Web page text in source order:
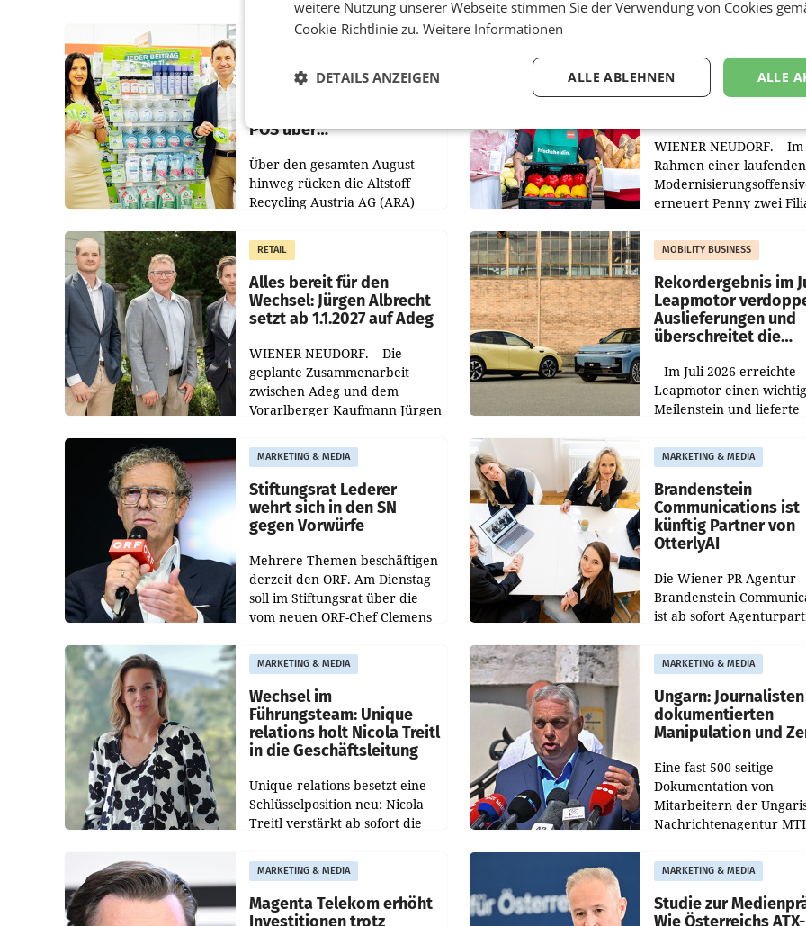
Eine Bühne für
POS über
Über den gesamten August
hinweg rücken die Altstoff
Recycling Austria AG (ARA)
Müller die Initiative „Kreislauf-
Helden“ in allen
österreichischen Müller-Filialen
Penny modernisiert
Filialen in Ober- und
WIENER NEUDORF. – Im
Rahmen einer laufenden
erneuert Penny zwei
Die beiden Standorte
Haag sowie im rund
RETAIL
Alles bereit für den
Wechsel: Jürgen Albrecht
setzt ab 1.1.2027 auf Adeg
WIENER NEUDORF. – Die
geplante Zusammenarbeit
zwischen Adeg und dem
Vorarlberger Kaufmann Jürgen
freigegeben: Die
Bundeswettbewerbsbehörde
und der Bundeskartellanwalt
MOBILITY BUSINESS
Rekordergebnis im
Leapmotor
Auslieferungen und
überschreitet die
– Im Juli 2026 erreichte
Leapmotor einen
Meilenstein und lieferte
aus, womit sich das
gegenüber Juli 2025
verdoppelte (+102
MARKETING & MEDIA
Stiftungsrat Lederer
wehrt sich in den SN
gegen Vorwürfe
Mehrere Themen beschäftigen
derzeit den ORF. Am Dienstag
soll im Stiftungsrat über die
vom neuen ORF-Chef Clemens
Besetzungen für die
Direktionen abgestimmt
werden.
MARKETING & MEDIA
Brandenstein
Communications ist
künftig Partner von
OtterlyAI
Die Wiener PR-Agentur
Brandenstein
ist ab sofort
Optimierungsplattform
OtterlyAI. Damit baut die
Agentur ihr
MARKETING & MEDIA
Wechsel im
Führungsteam: Unique
relations holt Nicola Treitl
in die Geschäftsleitung
Unique relations besetzt eine
Schlüsselposition neu: Nicola
Treitl verstärkt ab sofort die
PR-Agentur an der Seite von
Josef Kalina und Anna Kalina-
Mahr.
MARKETING & MEDIA
Ungarn: Journalisten
dokumentierten
Manipulation und
Eine fast 500-seitige
Dokumentation von
Mitarbeitern der
Nachrichtenagentur
Manipulation und Zensur
der Agentur während
MARKETING & MEDIA
Magenta Telekom erhöht
Investitionen trotz
MARKETING & MEDIA
Studie zur
Wie Österreichs ATX-
weitere Nutzung unserer Webseite stimmen Sie der Verwendung von Cookies
Cookie-Richtlinie zu. Weitere Informationen
ALLE
ALLE ABLEHNEN
DETAILS ANZEIGEN